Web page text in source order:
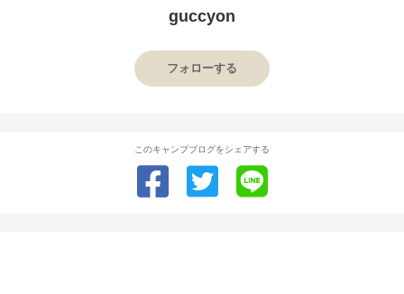
guccyon
フォローする
このキャンプブログをシェアする